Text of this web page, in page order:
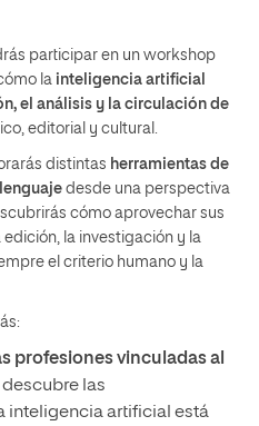
participar en un workshop
la inteligencia artificial
el análisis y la circulación de
editorial y cultural.
distintas herramientas de
desde una perspectiva
cómo aprovechar sus
la investigación y la
el criterio humano y la
profesiones vinculadas al
descubre las
inteligencia artificial está